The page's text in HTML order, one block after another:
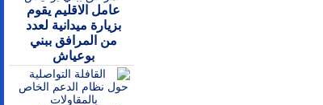
عامل الاقليم يقوم
بزيارة ميدانية لعدد
من المرافق ببني
بوعياش